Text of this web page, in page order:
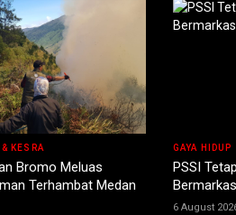
KESRA
Bromo Meluas
Terhambat Medan
GAYA HIDUP
PSSI
6 August